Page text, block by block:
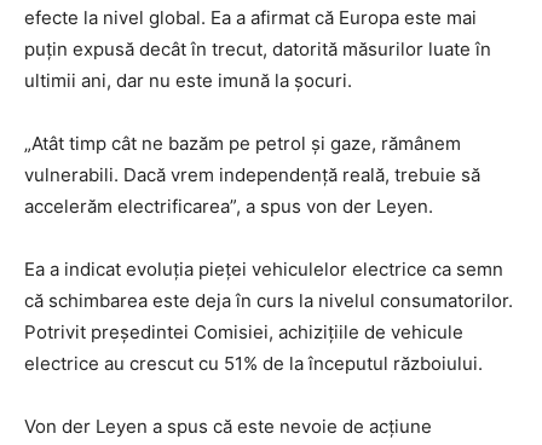
efecte la nivel global. Ea a afirmat că Europa este mai
puțin expusă decât în trecut, datorită măsurilor luate în
ultimii ani, dar nu este imună la șocuri.
„Atât timp cât ne bazăm pe petrol și gaze, rămânem
vulnerabili. Dacă vrem independență reală, trebuie să
accelerăm electrificarea”, a spus von der Leyen.
Ea a indicat evoluția pieței vehiculelor electrice ca semn
că schimbarea este deja în curs la nivelul consumatorilor.
Potrivit președintei Comisiei, achizițiile de vehicule
electrice au crescut cu 51% de la începutul războiului.
Von der Leyen a spus că este nevoie de acțiune